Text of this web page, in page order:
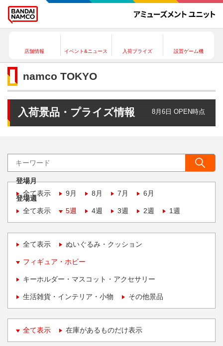
店舗情報 イベント&ニュース 入荷プライズ 設置ゲーム機
namco TOKYO
入荷景品・プライズ情報 8月6日 OPEN時点
登場月
全て表示
9月 8月 7月 6月
登場週
全て表示
5週 4週 3週 2週 1週
全て表示 ぬいぐるみ・クッション
フィギュア・ホビー
キーホルダー・マスコット・アクセサリー
生活雑貨・インテリア・小物 その他景品
全て表示 在庫があるものだけ表示